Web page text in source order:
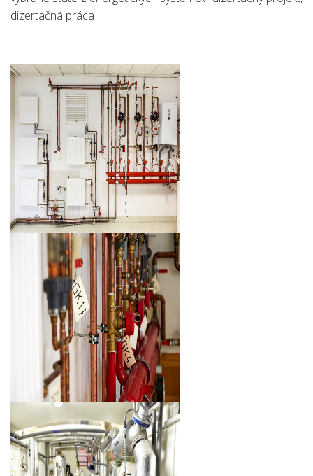
dizertačná práca